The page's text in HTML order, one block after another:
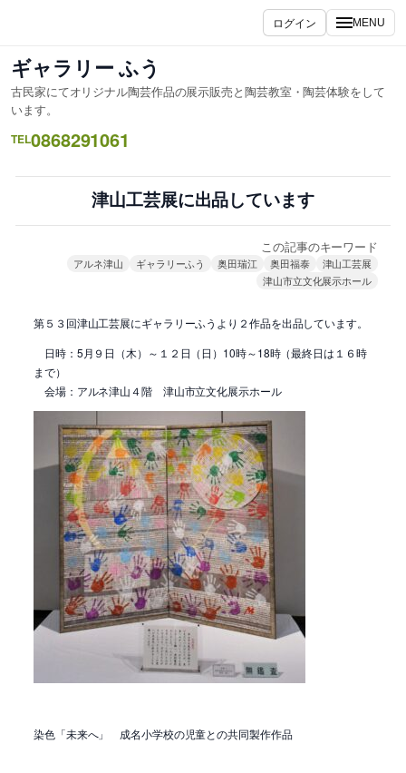
ス
キ
ッ
プ
ログイン MENU
ギャラリー ふう
古民家にてオリジナル陶芸作品の展示販売と陶芸教室・陶芸体験をして
います。
TEL0868291061
津山工芸展に出品しています
この記事のキーワード
アルネ津山 ギャラリーふう 奥田瑞江 奥田福泰
津山工芸展
津山市立文化展示ホール
第５３回津山工芸展にギャラリーふうより２作品を出品しています。
日時：5月９日（木）～１２日（日）10時～18時（最終日は１６時
まで）
会場：アルネ津山４階 津山市立文化展示ホール
染色「未来へ」 成名小学校の児童との共同製作作品